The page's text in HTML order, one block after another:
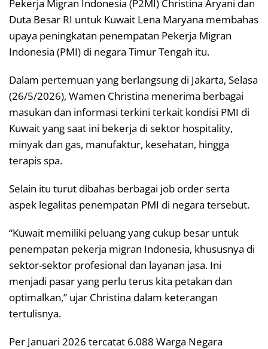
Pekerja Migran Indonesia (P2MI) Christina Aryani dan
Duta Besar RI untuk Kuwait Lena Maryana membahas
upaya peningkatan penempatan Pekerja Migran
Indonesia (PMI) di negara Timur Tengah itu.
Dalam pertemuan yang berlangsung di Jakarta, Selasa
(26/5/2026), Wamen Christina menerima berbagai
masukan dan informasi terkini terkait kondisi PMI di
Kuwait yang saat ini bekerja di sektor hospitality,
minyak dan gas, manufaktur, kesehatan, hingga
terapis spa.
Selain itu turut dibahas berbagai job order serta
aspek legalitas penempatan PMI di negara tersebut.
“Kuwait memiliki peluang yang cukup besar untuk
penempatan pekerja migran Indonesia, khususnya di
sektor-sektor profesional dan layanan jasa. Ini
menjadi pasar yang perlu terus kita petakan dan
optimalkan,” ujar Christina dalam keterangan
tertulisnya.
Per Januari 2026 tercatat 6.088 Warga Negara